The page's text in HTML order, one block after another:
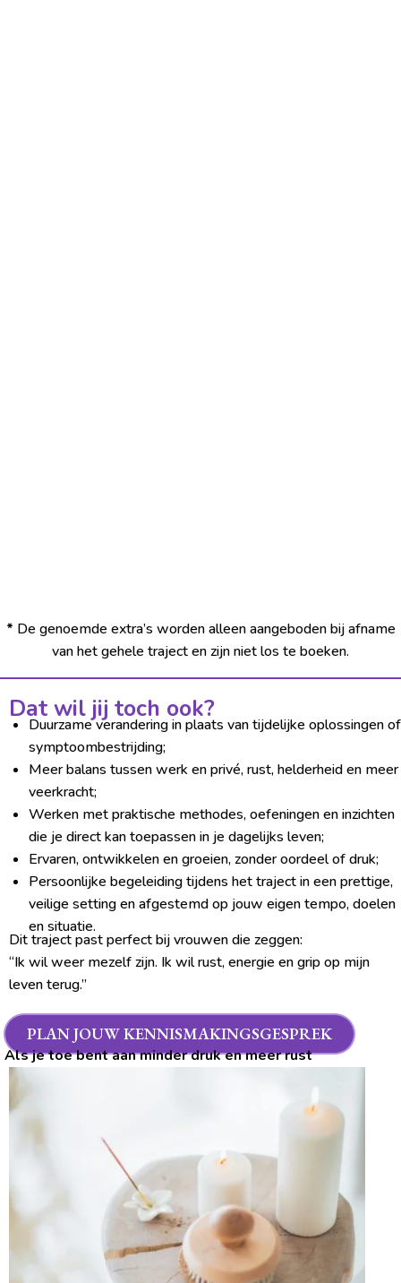
* De genoemde extra’s worden alleen aangeboden bij afname
van het gehele traject en zijn niet los te boeken.
Dat wil jij toch ook?
Duurzame verandering in plaats van tijdelijke oplossingen of
symptoombestrijding;
Meer balans tussen werk en privé, rust, helderheid en meer
veerkracht;
Werken met praktische methodes, oefeningen en inzichten
die je direct kan toepassen in je dagelijks leven;
Ervaren, ontwikkelen en groeien, zonder oordeel of druk;
Persoonlijke begeleiding tijdens het traject in een prettige,
veilige setting en afgestemd op jouw eigen tempo, doelen
en situatie.
Dit traject past perfect bij vrouwen die zeggen:
“Ik wil weer mezelf zijn. Ik wil rust, energie en grip op mijn
leven terug.”
PLAN JOUW KENNISMAKINGSGESPREK
Als je toe bent aan minder druk en meer rust